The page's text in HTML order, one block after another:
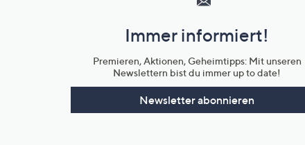
Unternehmensinformationen
Immer informiert!
Premieren, Aktionen, Geheimtipps: Mit unseren
Newslettern bist du immer up to date!
Newsletter abonnieren